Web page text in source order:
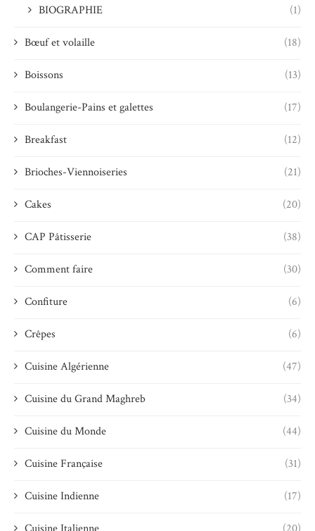
BIOGRAPHIE (1)
Bœuf et volaille (18)
Boissons (13)
Boulangerie-Pains et galettes (17)
Breakfast (12)
Brioches-Viennoiseries (21)
Cakes (20)
CAP Pâtisserie (38)
Comment faire (30)
Confiture (6)
Crêpes (6)
Cuisine Algérienne (47)
Cuisine du Grand Maghreb (34)
Cuisine du Monde (44)
Cuisine Française (31)
Cuisine Indienne (17)